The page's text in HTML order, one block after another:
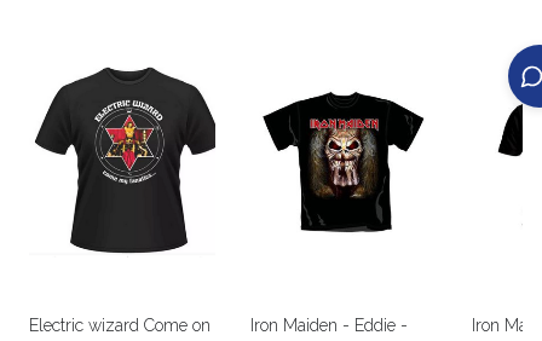
Electric wizard Come on
Iron Maiden - Eddie -
Iron